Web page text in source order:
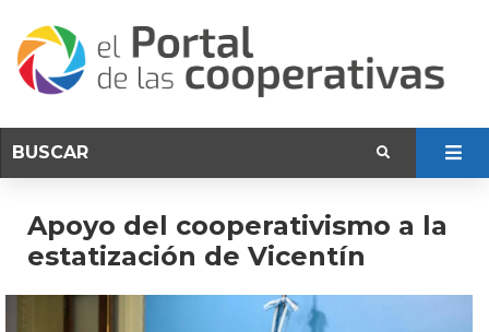
Apoyo del cooperativismo a la
estatización de Vicentín